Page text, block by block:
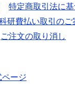
特定商取引法に
研費払い取引のご
ご注文の取り消し
ページ